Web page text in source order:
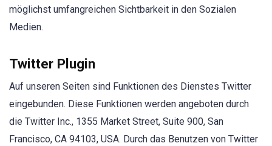
möglichst umfangreichen Sichtbarkeit in den Sozialen
Medien.
Twitter Plugin
Auf unseren Seiten sind Funktionen des Dienstes Twitter
eingebunden. Diese Funktionen werden angeboten durch
die Twitter Inc., 1355 Market Street, Suite 900, San
Francisco, CA 94103, USA. Durch das Benutzen von Twitter